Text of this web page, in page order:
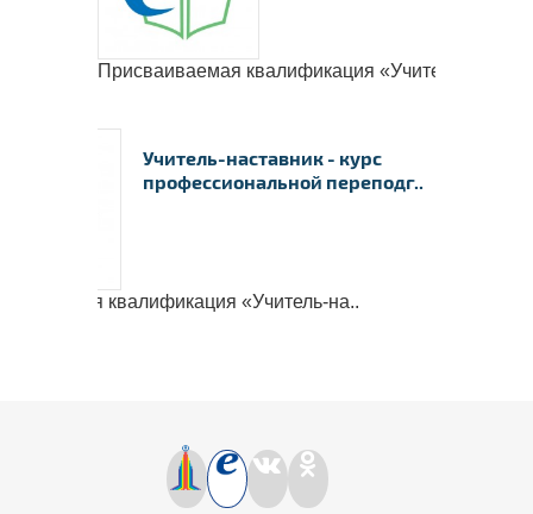
документ
Присваиваемая квалификация «Учитель-на..
Учитель-наставник - курс
профессиональной переподг..
квалификация «Учитель-на..